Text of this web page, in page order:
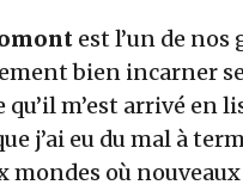
est l’un de
bien incarner
qu’il m’est arrivé en
j’ai eu du mal à
mondes où